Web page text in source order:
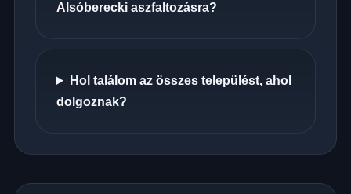
Alsóberecki aszfaltozásra?
Hol találom az összes települést, ahol
dolgoznak?